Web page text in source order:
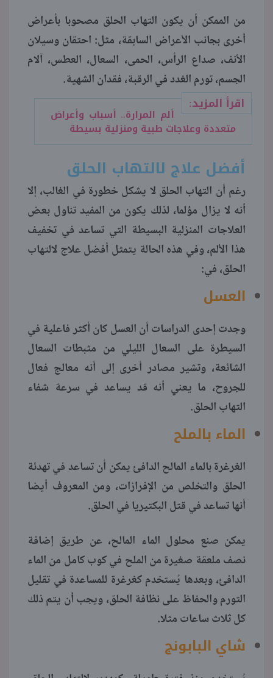
من الممكن أن يكون التهاب الحلق مصحوبا بأعراض
أخرى بجانب الأعراض السابقة، مثل: احتقان وسيلان
الأنف، صداع الرأس، الحمى، السعال، العطس، آلام
الجسم، تورم الغدد في الرقبة، فقدان الشهية.
اقرأ المزيد:
ألم المرارة.. أسباب وأعراض
متعددة وعلاجات طبية ومنزلية بسيطة
أفضل علاج لالتهاب الحلق
رغم أن التهاب الحلق لا يشكل خطورة في الغالب، إلا
أنه لا يزال مؤلما، لذلك يكون من المفيد تناول بعض
العلاجات المنزلية البسيطة التي تساعد في تخفيف
هذا الألم، وفي هذه الحالة يتمثل أفضل علاج لالتهاب
الحلق، في:
العسل
وجدت إحدى الدراسات أن العسل كان أكثر فاعلية في
السيطرة على السعال الليلي من مثبطات السعال
الشائعة، وتشير مصادر أخرى إلى أنه معالج فعال
للجروح، ما يعني أنه قد يساعد في سرعة شفاء
التهاب الحلق.
الماء بالملح
الغرغرة بالماء المالح الدافئ يمكن أن تساعد في تهدئة
الحلق والتخلص من الإفرازات، ومن المعروف أيضا
أنها تساعد في قتل البكتيريا في الحلق.
يمكن صنع محلول الماء المالح، عن طريق إضافة
نصف ملعقة صغيرة من الملح في كوب كامل من الماء
الدافئ، وبعدها يُستخدم كغرغرة للمساعدة في تقليل
التورم والحفاظ على نظافة الحلق، ويجب أن يتم ذلك
كل ثلاث ساعات مثلا.
شاي البابونج